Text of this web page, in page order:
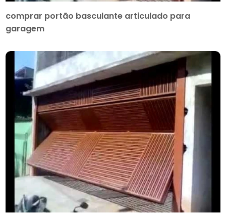
comprar portão basculante articulado para
garagem